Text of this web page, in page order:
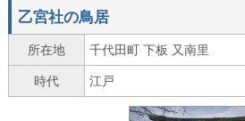
乙宮社の鳥居
所在地 千代田町 下板 又南里
時代 江戸